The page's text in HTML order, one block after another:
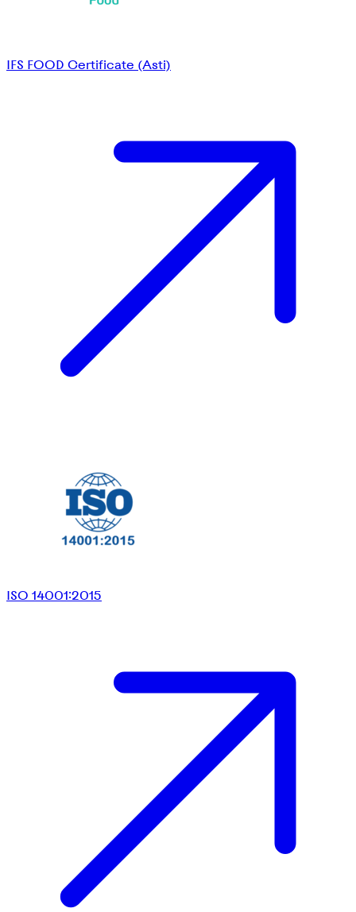
IFS FOOD Certificate (Asti)
ISO 14001:2015